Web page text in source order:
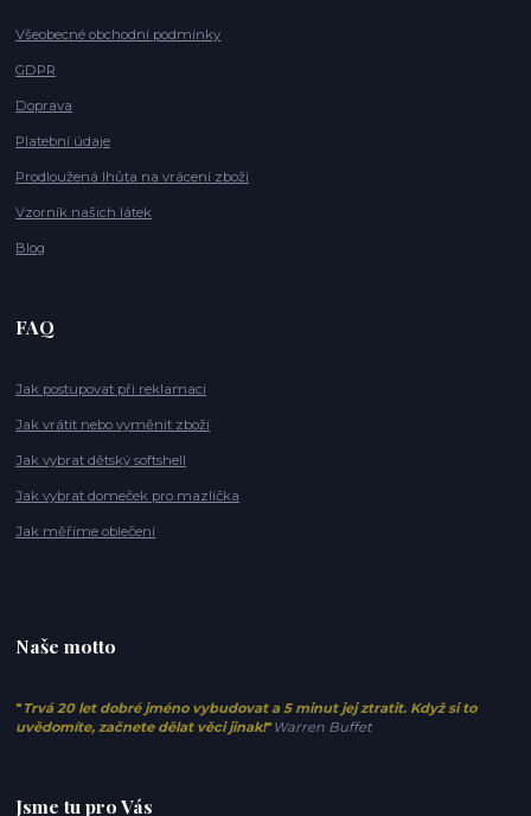
Všeobecné obchodní podmínky
GDPR
Doprava
Platební údaje
Prodloužená lhůta na vrácení zboží
Vzorník našich látek
Blog
FAQ
Jak postupovat při reklamaci
Jak vrátit nebo vyměnit zboží
Jak vybrat dětský softshell
Jak vybrat domeček pro mazlíčka
Jak měříme oblečení
Naše motto
" Trvá 20 let dobré jméno vybudovat a 5 minut jej ztratit. Když si to
uvědomíte, začnete dělat věci jinak!" Warren Buffet
Jsme tu pro Vás